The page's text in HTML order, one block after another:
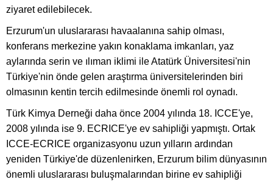
ziyaret edilebilecek.
Erzurum'un uluslararası havaalanına sahip olması,
konferans merkezine yakın konaklama imkanları, yaz
aylarında serin ve ılıman iklimi ile Atatürk Üniversitesi'nin
Türkiye'nin önde gelen araştırma üniversitelerinden biri
olmasının kentin tercih edilmesinde önemli rol oynadı.
Türk Kimya Derneği daha önce 2004 yılında 18. ICCE'ye,
2008 yılında ise 9. ECRICE'ye ev sahipliği yapmıştı. Ortak
ICCE-ECRICE organizasyonu uzun yılların ardından
yeniden Türkiye'de düzenlenirken, Erzurum bilim dünyasının
önemli uluslararası buluşmalarından birine ev sahipliği